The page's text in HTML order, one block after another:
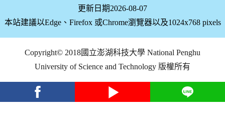
更新日期2026-08-07
本站建議以Edge、Firefox 或Chrome瀏覽器以及1024x768 pixels
Copyright© 2018國立澎湖科技大學 National Penghu
University of Science and Technology 版權所有